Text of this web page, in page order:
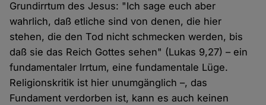
Grundirrtum des Jesus: "Ich sage euch aber
wahrlich, daß etliche sind von denen, die hier
stehen, die den Tod nicht schmecken werden, bis
daß sie das Reich Gottes sehen" (Lukas 9,27) – ein
fundamentaler Irrtum, eine fundamentale Lüge.
Religionskritik ist hier unumgänglich –, das
Fundament verdorben ist, kann es auch keinen